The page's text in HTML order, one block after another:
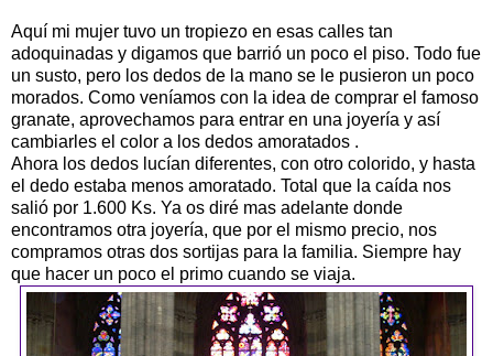
Aquí mi mujer tuvo un tropiezo en esas calles tan
adoquinadas y digamos que barrió un poco el piso. Todo fue
un susto, pero los dedos de la mano se le pusieron un poco
morados. Como veníamos con la idea de comprar el famoso
granate, aprovechamos para entrar en una joyería y así
cambiarles el color a los dedos amoratados .
Ahora los dedos lucían diferentes, con otro colorido, y hasta
el dedo estaba menos amoratado. Total que la caída nos
salió por 1.600 Ks. Ya os diré mas adelante donde
encontramos otra joyería, que por el mismo precio, nos
compramos otras dos sortijas para la familia. Siempre hay
que hacer un poco el primo cuando se viaja.